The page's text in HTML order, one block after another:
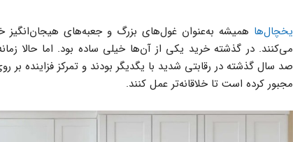
یخچال‌ها همیشه به‌عنوان غول‌های بزرگ و جعبه‌های هیجان‌انگیز
می‌کنند. در گذشته خرید یکی از آن‌ها خیلی ساده بود. اما حالا
صد سال گذشته در رقابتی شدید با یگدیگر بودند و تمرکز فزاینده بر
مجبور کرده است تا خلاقانه‌تر عمل کنند.